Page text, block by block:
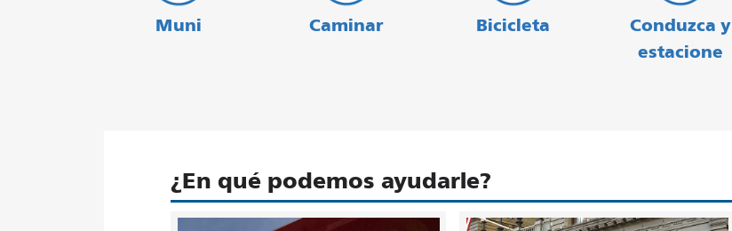
Muni Caminar Bicicleta
Conduzca y
estacione
¿En qué podemos ayudarle?